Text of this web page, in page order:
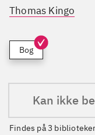
Thomas Kingo
Bog
Kan ikke
Findes på 3 biblioteker